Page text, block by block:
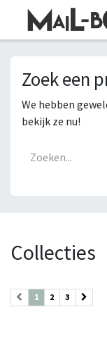
OVERSLAAN NAAR INHOUD
Zoek een
We hebben
bekijk ze nu!
Collecties
1 2 3